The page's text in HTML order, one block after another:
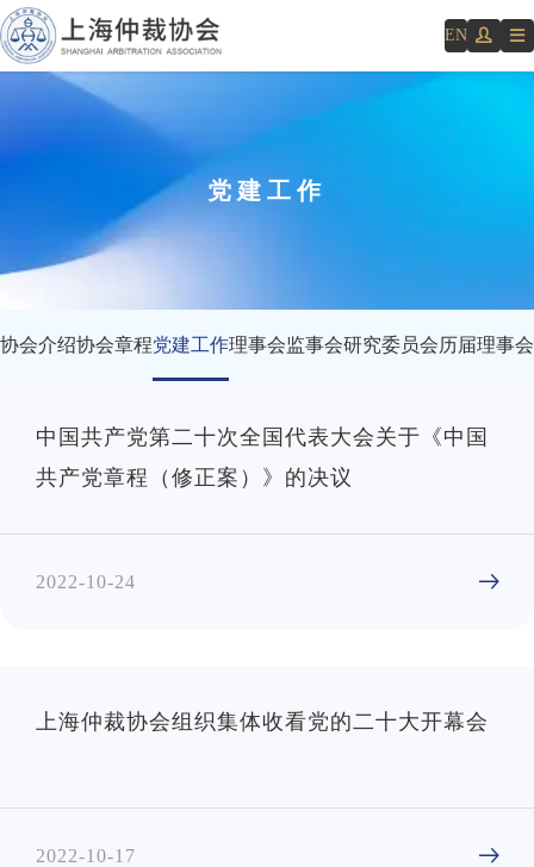
EN
党建工作
协会介绍协会章程党建工作理事会监事会研究委员会历届理事会
中国共产党第二十次全国代表大会关于《中国
共产党章程（修正案）》的决议
2022-10-24
上海仲裁协会组织集体收看党的二十大开幕会
2022-10-17